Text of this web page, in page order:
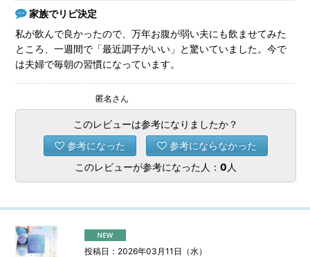
家族でリピ決定
私が飲んで良かったので、万年お腹が弱い夫にも飲ませてみた
ところ、一週間で「最近調子がいい」と驚いていました。今で
は夫婦で毎朝の習慣になっています。
匿名さん
このレビューは参考になりましたか？
参考になった
参考にならなかった
このレビューが参考になった人： 0 人
投稿日：2026年03月11日（水）